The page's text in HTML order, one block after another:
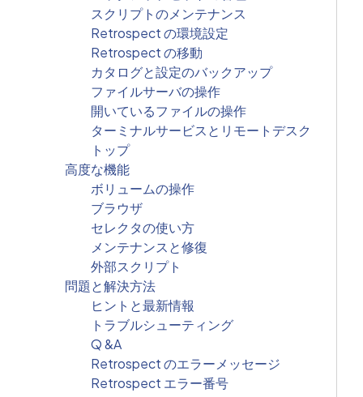
スクリプトのメンテナンス
Retrospect の環境設定
Retrospect の移動
カタログと設定のバックアップ
ファイルサーバの操作
開いているファイルの操作
ターミナルサービスとリモートデスク
トップ
高度な機能
ボリュームの操作
ブラウザ
セレクタの使い方
メンテナンスと修復
外部スクリプト
問題と解決方法
ヒントと最新情報
トラブルシューティング
Q &A
Retrospect のエラーメッセージ
Retrospect エラー番号